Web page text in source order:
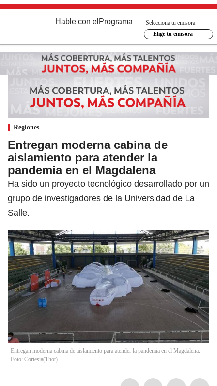
Hable con el Programa
Selecciona tu emisora
Elige tu emisora
Regiones
Entregan moderna cabina de
aislamiento para atender la
pandemia en el Magdalena
Ha sido un proyecto tecnológico desarrollado por un
grupo de investigadores de la Universidad de La
Salle.
Entregan moderna cabina de aislamiento para atender la pandemia en el Magdalena.
Foto: Cortesía(Thot)